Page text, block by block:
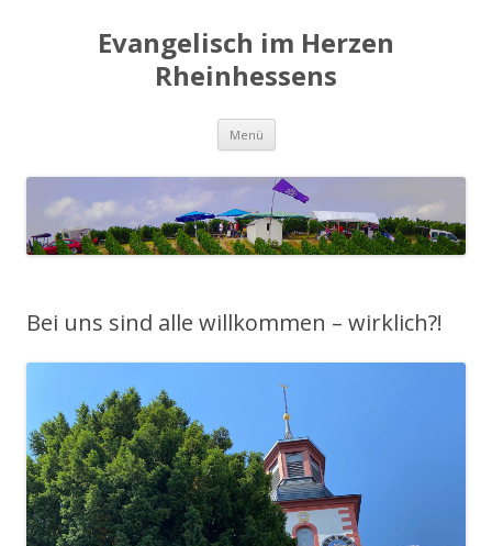
Evangelisch im Herzen
Rheinhessens
Menü Zum
springen
Bei uns sind alle willkommen – wirklich?!